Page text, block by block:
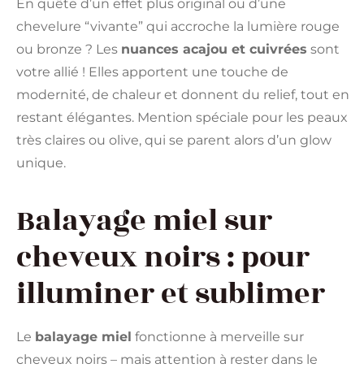
En quête d’un effet plus original ou d’une
chevelure “vivante” qui accroche la lumière rouge
ou bronze ? Les nuances acajou et cuivrées sont
votre allié ! Elles apportent une touche de
modernité, de chaleur et donnent du relief, tout en
restant élégantes. Mention spéciale pour les peaux
très claires ou olive, qui se parent alors d’un glow
unique.
Balayage miel sur
cheveux noirs : pour
illuminer et sublimer
Le balayage miel fonctionne à merveille sur
cheveux noirs – mais attention à rester dans le